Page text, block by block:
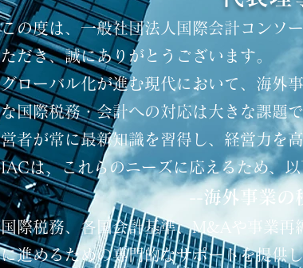
この度は、一般社団法人国際会計コンソ
ただき、誠にありがとうございます。
グローバル化が進む現代において、海外
な国際税務・会計への対応は大きな課題
営者が常に最新知識を習得し、経営力を
IACは、これらのニーズに応えるため、
--海外事業の
国際税務、各国会計基準、M&Aや事業再
に進めるための専門的なサポートを提供